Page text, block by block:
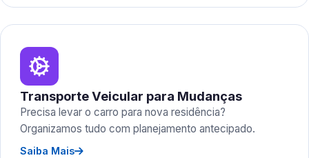
Transporte Veicular para Mudanças
Precisa levar o carro para nova residência?
Organizamos tudo com planejamento antecipado.
Saiba Mais